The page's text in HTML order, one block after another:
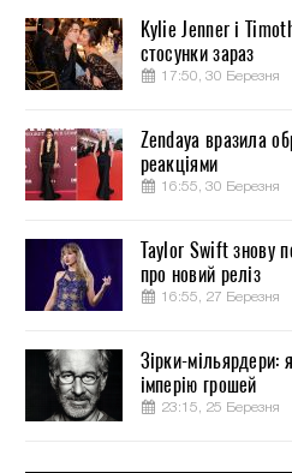
Kylie Jenner і
стосунки зараз
17:50, 30 Березня
Zendaya вразила
реакціями
16:55, 30 Березня
Taylor Swift знову
про новий реліз
16:55, 27 Березня
Зірки-мільярдери:
імперію грошей
23:15, 25 Березня